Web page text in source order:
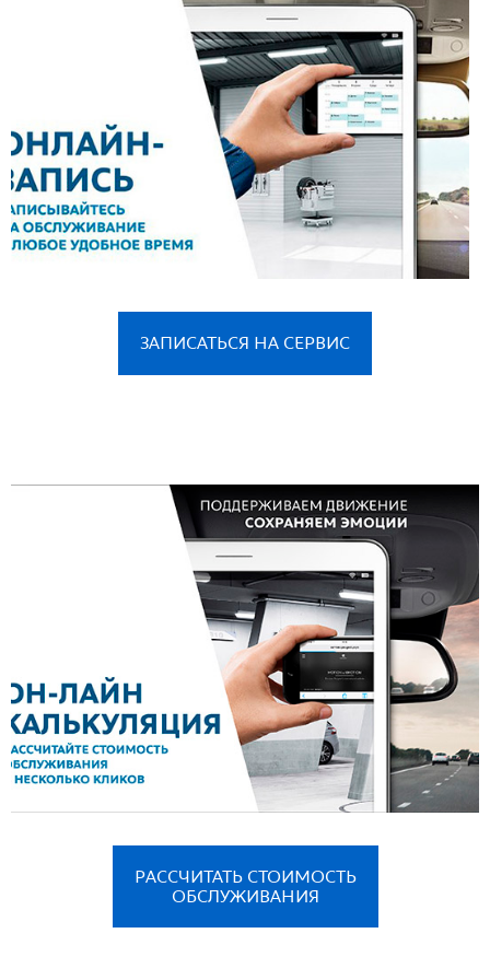
ЗАПИСАТЬСЯ НА СЕРВИС
РАССЧИТАТЬ СТОИМОСТЬ
ОБСЛУЖИВАНИЯ